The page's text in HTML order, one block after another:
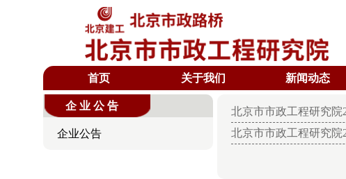
首页 关于我们 新闻动态
企业公告
企业公告
北京市市政工程研究院
北京市市政工程研究院